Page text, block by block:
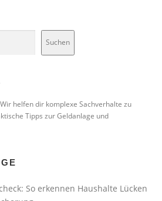
Suchen
helfen dir komplexe Sachverhalte zu
Tipps zur Geldanlage und
So erkennen Haushalte Lücken